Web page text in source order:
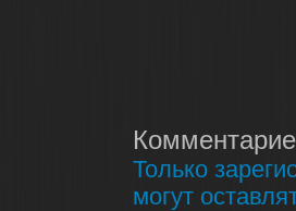
Только
могут